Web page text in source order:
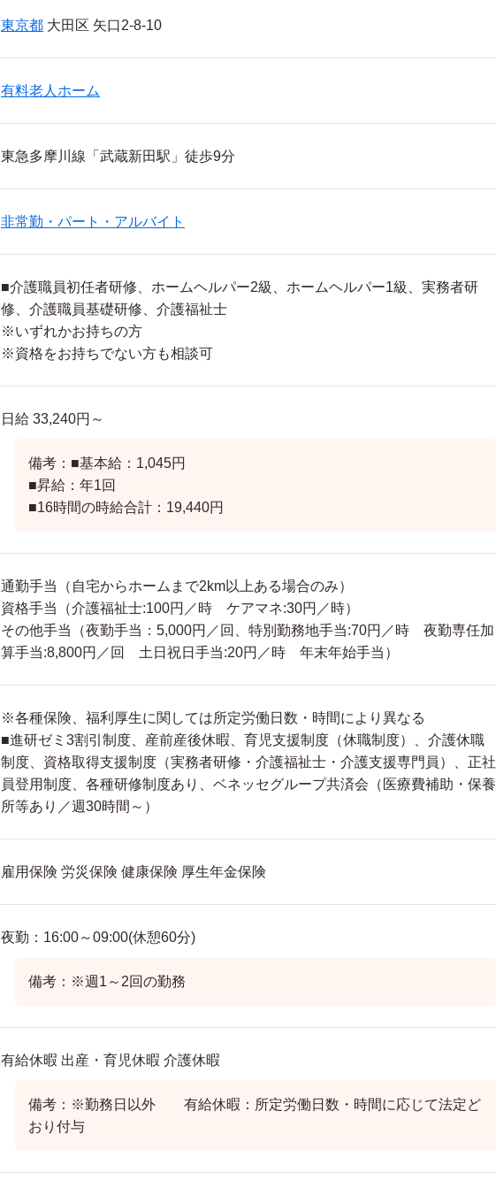
東京都 大田区 矢口2-8-10
有料老人ホーム
東急多摩川線「武蔵新田駅」徒歩9分
非常勤・パート・アルバイト
■介護職員初任者研修、ホームヘルパー2級、ホームヘルパー1級、実務者研
修、介護職員基礎研修、介護福祉士
※いずれかお持ちの方
※資格をお持ちでない方も相談可
日給 33,240円～
備考：■基本給：1,045円
■昇給：年1回
■16時間の時給合計：19,440円
通勤手当（自宅からホームまで2km以上ある場合のみ）
資格手当（介護福祉士:100円／時 ケアマネ:30円／時）
その他手当（夜勤手当：5,000円／回、特別勤務地手当:70円／時 夜勤専任加
算手当:8,800円／回 土日祝日手当:20円／時 年末年始手当）
※各種保険、福利厚生に関しては所定労働日数・時間により異なる
■進研ゼミ3割引制度、産前産後休暇、育児支援制度（休職制度）、介護休職
制度、資格取得支援制度（実務者研修・介護福祉士・介護支援専門員）、正社
員登用制度、各種研修制度あり、ベネッセグループ共済会（医療費補助・保養
所等あり／週30時間～）
雇用保険 労災保険 健康保険 厚生年金保険
夜勤：16:00～09:00(休憩60分)
備考：※週1～2回の勤務
有給休暇 出産・育児休暇 介護休暇
備考：※勤務日以外 有給休暇：所定労働日数・時間に応じて法定ど
おり付与